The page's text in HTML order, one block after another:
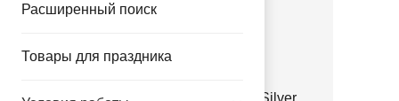
Расширенный поиск
Товары для праздника
Шелк 11" Горошек Gold Silver